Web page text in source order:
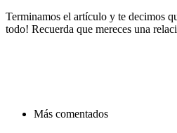
Terminamos el artículo y te decimos
todo! Recuerda que mereces una
Más comentados